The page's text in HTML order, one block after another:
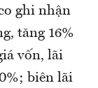
ghi nhận
tăng 16%
vốn, lãi
biên lãi